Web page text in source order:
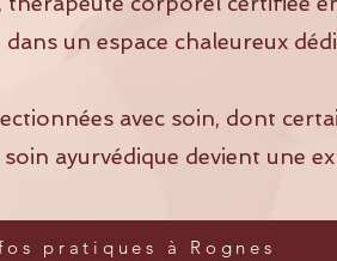
dans un espace chaleureux
avec soin, dont
ayurvédique devient une
pratiques à Rognes